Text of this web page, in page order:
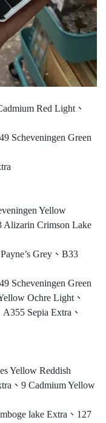
Red Light、
Scheveningen Green
Yellow
Alizarin Crimson Lake
Grey、B33
Scheveningen Green
Ochre Light、
Sepia Extra、
Yellow Reddish
、9 Cadmium Yellow
lake Extra、127